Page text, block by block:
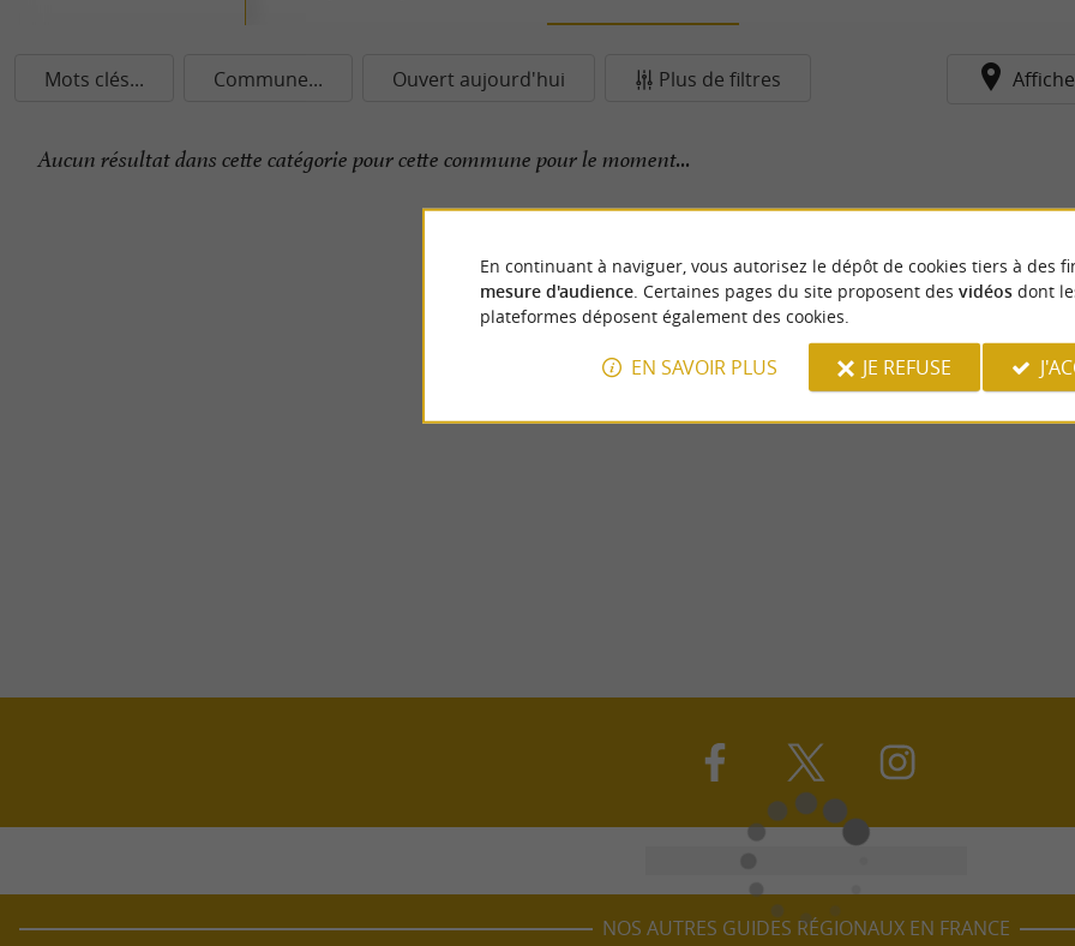
Mots clés... Commune... Ouvert aujourd'hui Plus de filtres
Aucun résultat dans cette catégorie pour cette commune pour le moment...
NOS AUTRES GUIDES RÉGIONAUX EN FRANCE
En continuant à naviguer, vous autorisez le dépôt de cookies tiers à des
mesure d'audience. Certaines pages du site proposent des vidéosdont
plateformes déposent également des cookies.
EN SAVOIR PLUS JE REFUSE